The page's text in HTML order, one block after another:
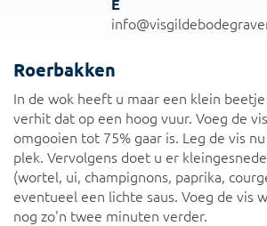
Roerbakken
In de wok heeft u maar een klein
verhit dat op een hoog vuur. Voeg de
omgooien tot 75% gaar is. Leg de vis
plek. Vervolgens doet u er
(wortel, ui, champignons, paprika,
eventueel een lichte saus. Voeg de vis
nog zo'n twee minuten verder.